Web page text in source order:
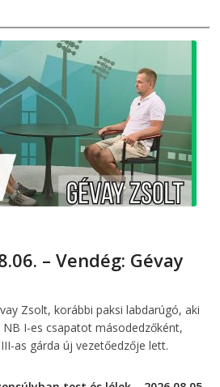
– Vendég: Gévay
Zsolt, korábbi paksi labdarúgó, aki
I-es csapatot másodedzőként,
as gárda új vezetőedzője lett.